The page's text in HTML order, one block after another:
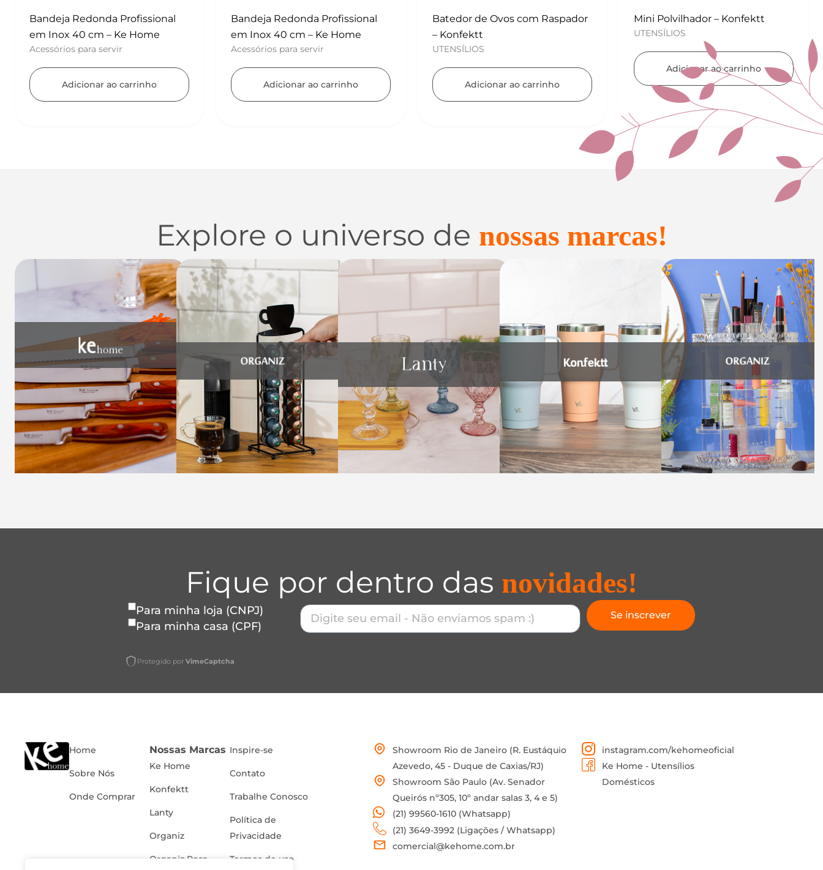
Bandeja Redonda Profissional
em Inox 40 cm – Ke Home
Acessórios para servir
Adicionar ao carrinho
Batedor de Ovos com Raspador
– Konfektt
UTENSÍLIOS
Adicionar ao carrinho
Mini Polvilhador – Konfektt
UTENSÍLIOS
Adicionar ao carrinho
Kit para Copos de Massa 2 peças
– Konfektt
UTENSÍLIOS
Adicionar ao carrinho
Explore o universo de nossas marcas!
Utensílios do Lar
Casa e
Organização
Vidro
Acessórios
inteligentes
Fique por dentro das novidades!
Para minha loja (CNPJ)
Para minha casa (CPF)
Se inscrever
Protegido por VimeCaptcha
Home
Sobre Nós
Onde Comprar
Nossas Marcas
Ke Home
Konfektt
Lanty
Organiz
Organiz Rosa
Inspire-se
Contato
Trabalhe Conosco
Política de
Privacidade
Termos de uso
Showroom Rio de Janeiro (R. Eustáquio
Azevedo, 45 - Duque de Caxias/RJ)
Showroom São Paulo (Av. Senador
Queirós nº305, 10º andar salas 3, 4 e 5)
(21) 99560-1610 (Whatsapp)
(21) 3649-3992 (Ligações / Whatsapp)
comercial@kehome.com.br
instagram.com/kehomeoficial
Ke Home - Utensílios
Domésticos